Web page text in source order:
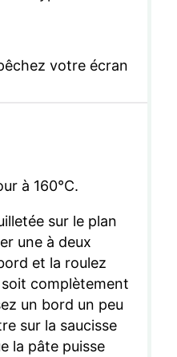
votre écran
à 160°C.
sur le plan
une à deux
et la roulez
soit complètement
un bord un peu
sur la saucisse
la pâte puisse